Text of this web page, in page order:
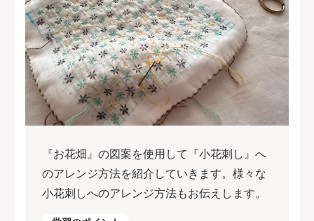
『お花畑』の図案を使用して『小花刺し』へ
のアレンジ方法を紹介していきます。様々な
小花刺しへのアレンジ方法もお伝えします。